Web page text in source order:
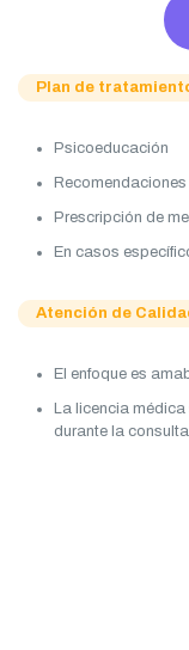
Plan de
Psicoeducación
Prescripción de
En casos
Atención de
El enfoque es
La licencia
durante la